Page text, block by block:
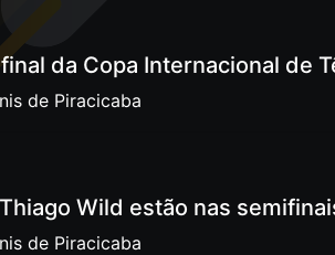
da Copa Internacional de
de Piracicaba
Wild estão nas
de Piracicaba